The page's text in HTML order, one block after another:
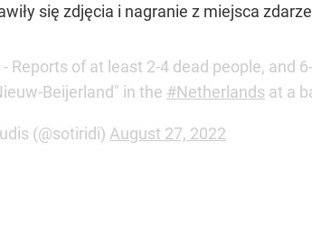
się zdjęcia i nagranie z miejsca
- Reports of at least 2-4 dead people, and
Beijerland" in the #Netherlands at a
(@sotiridi) August 27, 2022